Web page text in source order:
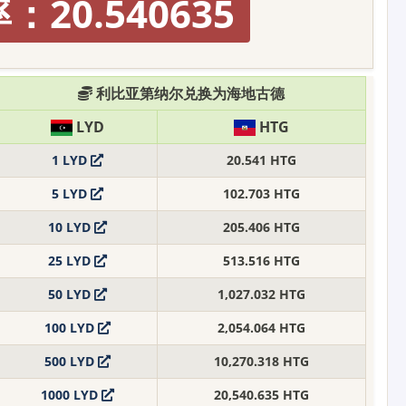
：20.540635
利比亚第纳尔兑换为海地古德
LYD
HTG
1 LYD
20.541 HTG
5 LYD
102.703 HTG
10 LYD
205.406 HTG
25 LYD
513.516 HTG
50 LYD
1,027.032 HTG
100 LYD
2,054.064 HTG
500 LYD
10,270.318 HTG
1000 LYD
20,540.635 HTG